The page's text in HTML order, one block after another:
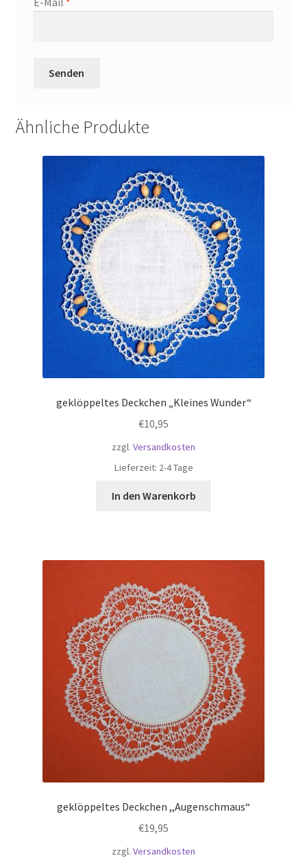
Ähnliche Produkte
geklöppeltes Deckchen „Kleines Wunder“
€10,95
zzgl. Versandkosten
Lieferzeit: 2-4 Tage
In den Warenkorb
geklöppeltes Deckchen ,,Augenschmaus“
€19,95
zzgl. Versandkosten